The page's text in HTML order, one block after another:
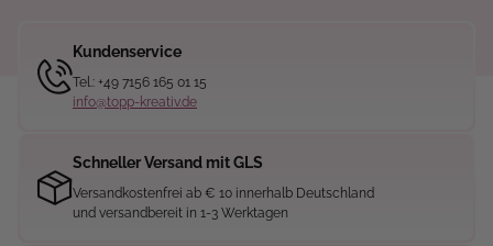
Kundenservice
Tel.: +49 7156 165 01 15
info@topp-kreativ.de
Schneller Versand mit GLS
Versandkostenfrei ab € 10 innerhalb Deutschland
und versandbereit in 1-3 Werktagen